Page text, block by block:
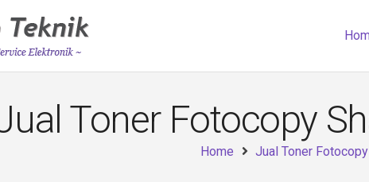
Toner Fotocopy
Home Jual Toner